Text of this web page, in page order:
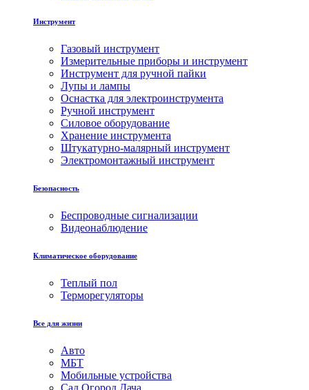
Инструмент
Газовый инструмент
Измерительные приборы и инструмент
Инструмент для ручной пайки
Лупы и лампы
Оснастка для электроинструмента
Ручной инструмент
Силовое оборудование
Хранение инструмента
Штукатурно-малярный инструмент
Электромонтажный инструмент
Безопасность
Беспроводные сигнализации
Видеонаблюдение
Климатическое оборудование
Теплый пол
Терморегуляторы
Все для жизни
Авто
МБТ
Мобильные устройства
Сад Огород Дача